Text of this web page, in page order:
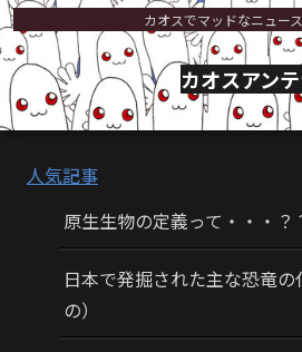
カオスでマッドなニュー
カオスアン
人気記事
原生生物の定義って・・・？
日本で発掘された主な恐竜
の）